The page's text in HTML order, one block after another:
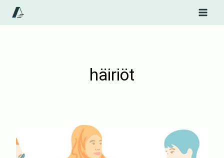
Siirry
sisältöön
häiriöt